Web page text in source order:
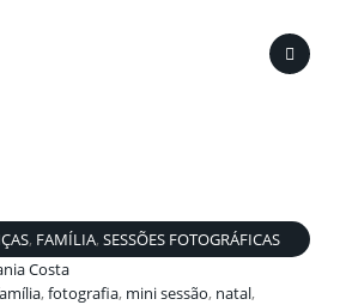
Costa
, FAMÍLIA, SESSÕES FOTOGRÁFICAS
,fotografia, mini sessão, natal,